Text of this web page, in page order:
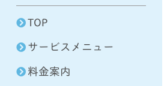
TOP
サービスメニュー
料金案内